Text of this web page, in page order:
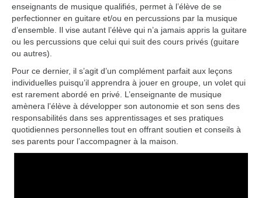
enseignants de musique qualifiés, permet à l’élève de se
perfectionner en guitare et/ou en percussions par la musique
d’ensemble. Il vise autant l’élève qui n’a jamais appris la guitare
ou les percussions que celui qui suit des cours privés (guitare
ou autres).
Pour ce dernier, il s’agit d’un complément parfait aux leçons
individuelles puisqu’il apprendra à jouer en groupe, un volet qui
est rarement abordé en privé. L’enseignante de musique
amènera l’élève à développer son autonomie et son sens des
responsabilités dans ses apprentissages et ses pratiques
quotidiennes personnelles tout en offrant soutien et conseils à
ses parents pour l’accompagner à la maison.